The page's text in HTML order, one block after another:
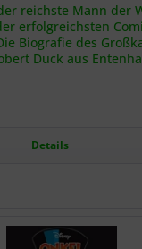
reichste Mann der
erfolgreichsten
Biografie des
Duck aus
Details